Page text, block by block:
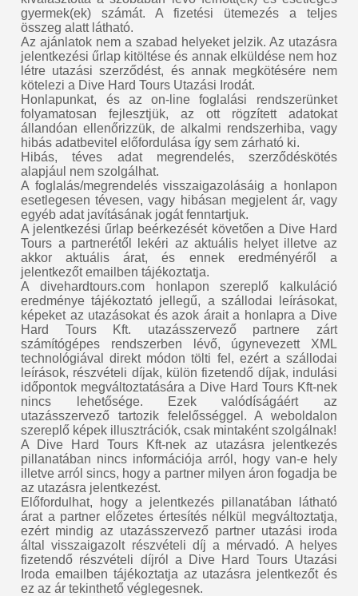
gyermek(ek) számát. A fizetési ütemezés a teljes
összeg alatt látható.
Az ajánlatok nem a szabad helyeket jelzik. Az utazásra
jelentkezési űrlap kitöltése és annak elküldése nem hoz
létre utazási szerződést, és annak megkötésére nem
kötelezi a Dive Hard Tours Utazási Irodát.
Honlapunkat, és az on-line foglalási rendszerünket
folyamatosan fejlesztjük, az ott rögzített adatokat
állandóan ellenőrizzük, de alkalmi rendszerhiba, vagy
hibás adatbevitel előfordulása így sem zárható ki.
Hibás, téves adat megrendelés, szerződéskötés
alapjául nem szolgálhat.
A foglalás/megrendelés visszaigazolásáig a honlapon
esetlegesen tévesen, vagy hibásan megjelent ár, vagy
egyéb adat javításának jogát fenntartjuk.
A jelentkezési űrlap beérkezését követően a Dive Hard
Tours a partnerétől lekéri az aktuális helyet illetve az
akkor aktuális árat, és ennek eredményéről a
jelentkezőt emailben tájékoztatja.
A divehardtours.com honlapon szereplő kalkuláció
eredménye tájékoztató jellegű, a szállodai leírásokat,
képeket az utazásokat és azok árait a honlapra a Dive
Hard Tours Kft. utazásszervező partnere zárt
számítógépes rendszerben lévő, úgynevezett XML
technológiával direkt módon tölti fel, ezért a szállodai
leírások, részvételi díjak, külön fizetendő díjak, indulási
időpontok megváltoztatására a Dive Hard Tours Kft-nek
nincs lehetősége. Ezek valódíságáért az
utazásszervező tartozik felelősséggel. A weboldalon
szereplő képek illusztrációk, csak mintaként szolgálnak!
A Dive Hard Tours Kft-nek az utazásra jelentkezés
pillanatában nincs információja arról, hogy van-e hely
illetve arról sincs, hogy a partner milyen áron fogadja be
az utazásra jelentkezést.
Előfordulhat, hogy a jelentkezés pillanatában látható
árat a partner előzetes értesítés nélkül megváltoztatja,
ezért mindig az utazásszervező partner utazási iroda
által visszaigazolt részvételi díj a mérvadó. A helyes
fizetendő részvételi díjról a Dive Hard Tours Utazási
Iroda emailben tájékoztatja az utazásra jelentkezőt és
ez az ár tekinthető véglegesnek.